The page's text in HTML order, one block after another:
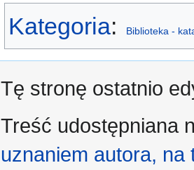
Kategoria: Biblioteka -
Tę stronę ostatnio
Treść udostępniana
uznaniem autora,